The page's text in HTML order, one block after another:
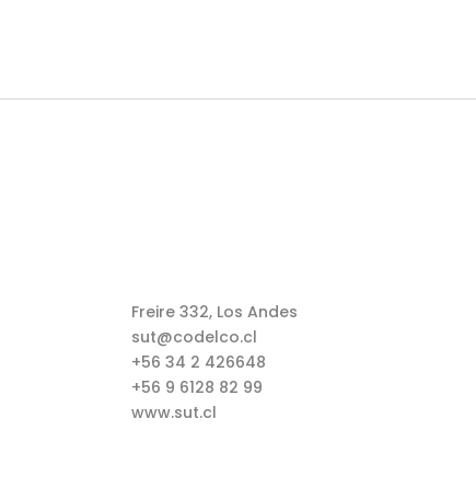
Freire 332, Los Andes
sut@codelco.cl
+56 34 2 426648
+56 9 6128 82 99
www.sut.cl